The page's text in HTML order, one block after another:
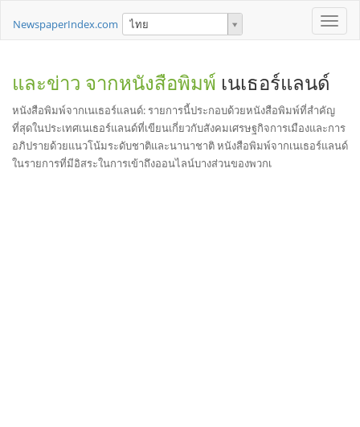
Toggle
NewspaperIndex.com ไทย
และข่าว จากหนังสือพิมพ์ เนเธอร์แลนด์
หนังสือพิมพ์จากเนเธอร์แลนด์: รายการนี้ประกอบด้วยหนังสือพิมพ์ที่สำคัญ
ที่สุดในประเทศเนเธอร์แลนด์ที่เขียนเกี่ยวกับสังคมเศรษฐกิจการเมืองและการ
อภิปรายด้วยแนวโน้มระดับชาติและนานาชาติ หนังสือพิมพ์จากเนเธอร์แลนด์
ในรายการที่มีอิสระในการเข้าถึงออนไลน์บางส่วนของพวกเ